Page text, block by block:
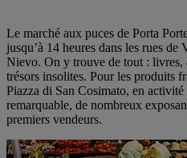
Le marché aux puces de Porta
jusqu’à 14 heures dans les rues
Nievo. On y trouve de tout : livres,
trésors insolites. Pour les produits
Piazza di San Cosimato, en
remarquable, de nombreux
premiers vendeurs.